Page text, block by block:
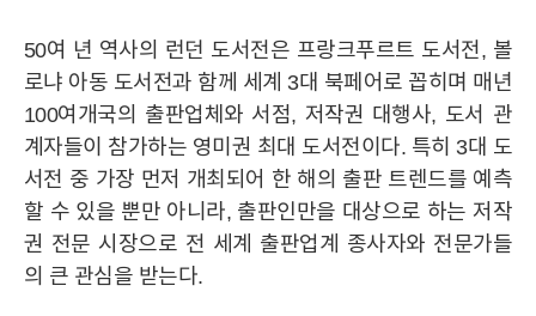
YES24 YES24 HISTORY 윤리경영 CI
BRAND
50여 년 역사의 런던 도서전은 프랑크푸르트 도서전, 볼
로냐 아동 도서전과 함께 세계 3대 북페어로 꼽히며 매년
100여개국의 출판업체와 서점, 저작권 대행사, 도서 관
계자들이 참가하는 영미권 최대 도서전이다. 특히 3대 도
서전 중 가장 먼저 개최되어 한 해의 출판 트렌드를 예측
할 수 있을 뿐만 아니라, 출판인만을 대상으로 하는 저작
권 전문 시장으로 전 세계 출판업계 종사자와 전문가들
의 큰 관심을 받는다.